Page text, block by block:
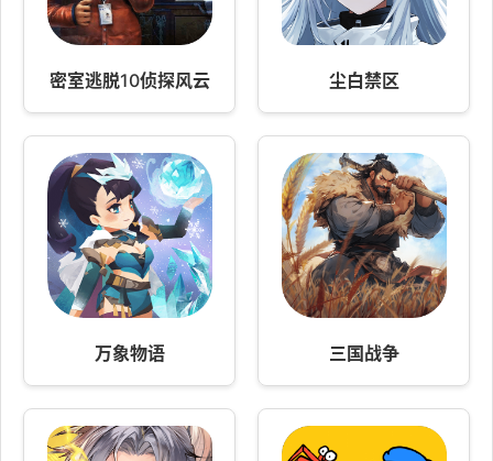
密室逃脱10侦探风云 尘白禁区
万象物语 三国战争